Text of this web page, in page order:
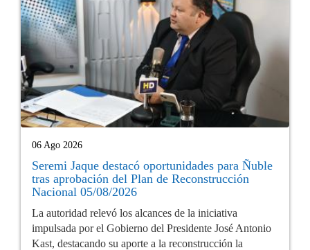
06 Ago 2026
Seremi Jaque destacó oportunidades para Ñuble
tras aprobación del Plan de Reconstrucción
Nacional 05/08/2026
La autoridad relevó los alcances de la iniciativa
impulsada por el Gobierno del Presidente José Antonio
Kast, destacando su aporte a la reconstrucción la